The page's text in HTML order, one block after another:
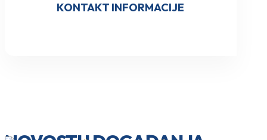
KONTAKT INFORMACIJE